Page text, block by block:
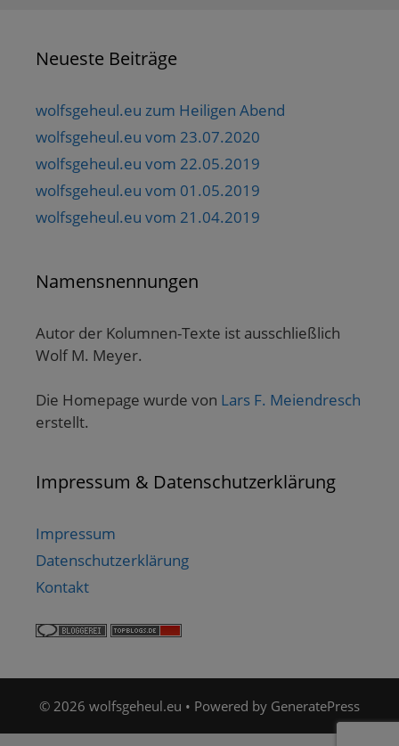
Neueste Beiträge
wolfsgeheul.eu zum Heiligen Abend
wolfsgeheul.eu vom 23.07.2020
wolfsgeheul.eu vom 22.05.2019
wolfsgeheul.eu vom 01.05.2019
wolfsgeheul.eu vom 21.04.2019
Namensnennungen
Autor der Kolumnen-Texte ist ausschließlich
Wolf M. Meyer.
Die Homepage wurde von Lars F. Meiendresch
erstellt.
Impressum & Datenschutzerklärung
Impressum
Datenschutzerklärung
Kontakt
© 2026 wolfsgeheul.eu • Powered by GeneratePress